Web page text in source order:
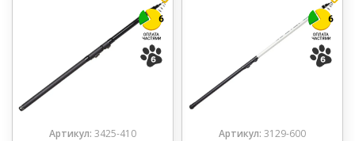
Артикул: 3425-410 Артикул:3129-600